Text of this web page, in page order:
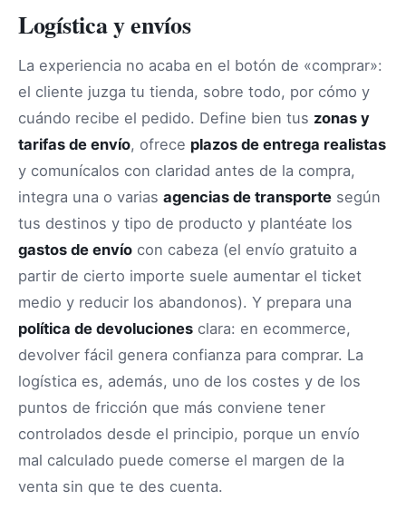
Logística y envíos
La experiencia no acaba en el botón de «comprar»:
el cliente juzga tu tienda, sobre todo, por cómo y
cuándo recibe el pedido. Define bien tus zonas y
tarifas de envío, ofrece plazos de entrega realistas
y comunícalos con claridad antes de la compra,
integra una o varias agencias de transporte según
tus destinos y tipo de producto y plantéate los
gastos de envío con cabeza (el envío gratuito a
partir de cierto importe suele aumentar el ticket
medio y reducir los abandonos). Y prepara una
política de devoluciones clara: en ecommerce,
devolver fácil genera confianza para comprar. La
logística es, además, uno de los costes y de los
puntos de fricción que más conviene tener
controlados desde el principio, porque un envío
mal calculado puede comerse el margen de la
venta sin que te des cuenta.